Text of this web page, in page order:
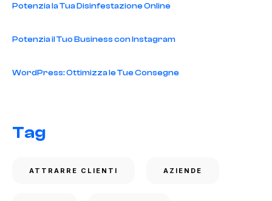
Potenzia la Tua Disinfestazione Online
Potenzia il Tuo Business con Instagram
WordPress: Ottimizza le Tue Consegne
Tag
ATTRARRE CLIENTI AZIENDE